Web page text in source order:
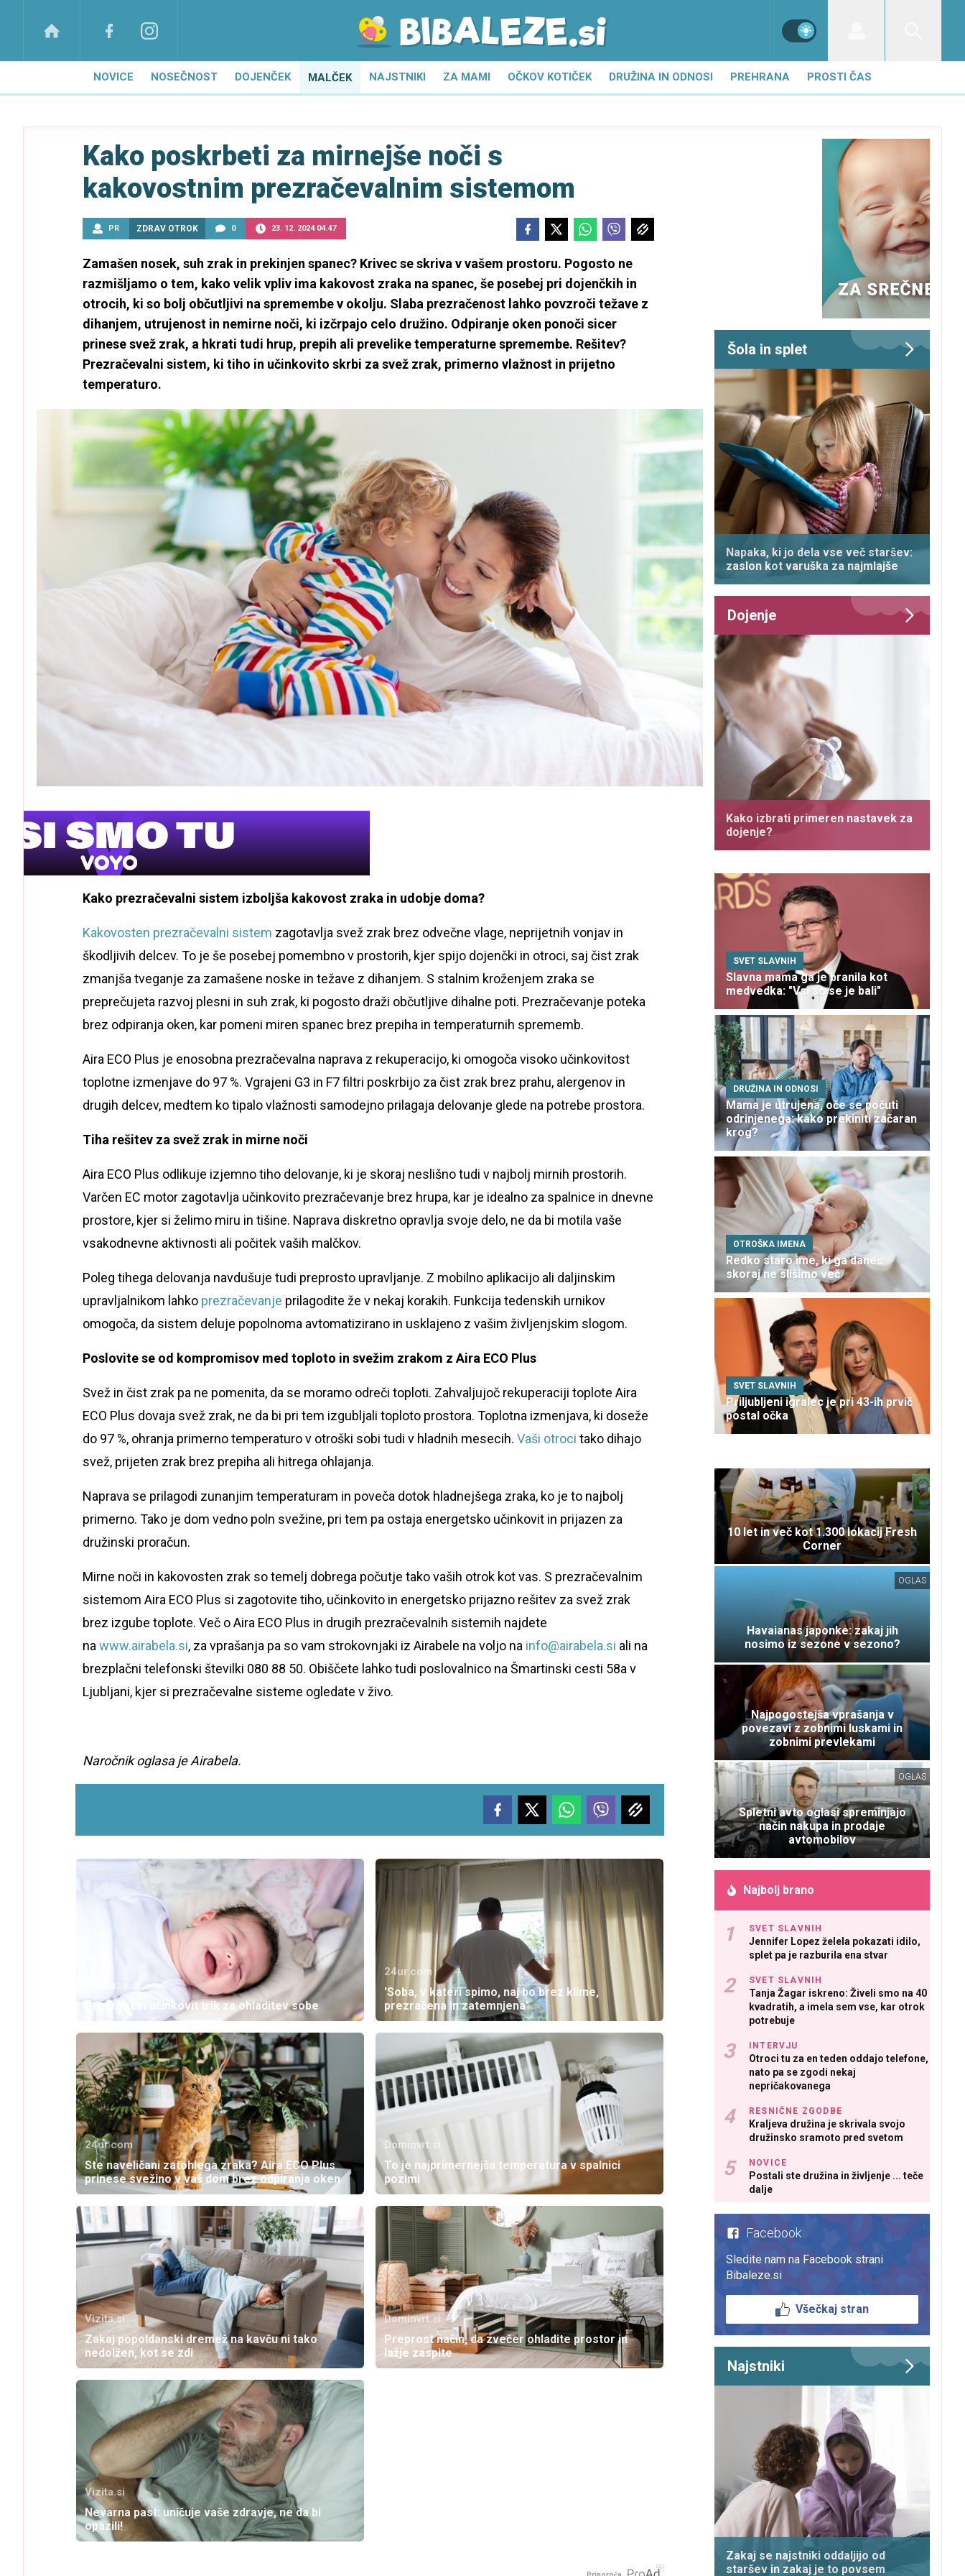
NOVICE NOSEČNOST DOJENČEK MALČEK NAJSTNIKI ZA MAMI OČKOV KOTIČEK DRUŽINA IN ODNOSI PREHRANA PROSTI ČAS
Kako poskrbeti za mirnejše noči s
kakovostnim prezračevalnim sistemom
PR ZDRAV OTROK 0 23. 12. 2024 04.47
Zamašen nosek, suh zrak in prekinjen spanec? Krivec se skriva v vašem prostoru. Pogosto ne
razmišljamo o tem, kako velik vpliv ima kakovost zraka na spanec, še posebej pri dojenčkih in
otrocih, ki so bolj občutljivi na spremembe v okolju. Slaba prezračenost lahko povzroči težave z
dihanjem, utrujenost in nemirne noči, ki izčrpajo celo družino. Odpiranje oken ponoči sicer
prinese svež zrak, a hkrati tudi hrup, prepih ali prevelike temperaturne spremembe. Rešitev?
Prezračevalni sistem, ki tiho in učinkovito skrbi za svež zrak, primerno vlažnost in prijetno
temperaturo.
Kako prezračevalni sistem izboljša kakovost zraka in udobje doma?
Kakovosten prezračevalni sistem zagotavlja svež zrak brez odvečne vlage, neprijetnih vonjav in
škodljivih delcev. To je še posebej pomembno v prostorih, kjer spijo dojenčki in otroci, saj čist zrak
zmanjša tveganje za zamašene noske in težave z dihanjem. S stalnim kroženjem zraka se
preprečujeta razvoj plesni in suh zrak, ki pogosto draži občutljive dihalne poti. Prezračevanje poteka
brez odpiranja oken, kar pomeni miren spanec brez prepiha in temperaturnih sprememb.
Aira ECO Plus je enosobna prezračevalna naprava z rekuperacijo, ki omogoča visoko učinkovitost
toplotne izmenjave do 97 %. Vgrajeni G3 in F7 filtri poskrbijo za čist zrak brez prahu, alergenov in
drugih delcev, medtem ko tipalo vlažnosti samodejno prilagaja delovanje glede na potrebe prostora.
Tiha rešitev za svež zrak in mirne noči
Aira ECO Plus odlikuje izjemno tiho delovanje, ki je skoraj neslišno tudi v najbolj mirnih prostorih.
Varčen EC motor zagotavlja učinkovito prezračevanje brez hrupa, kar je idealno za spalnice in dnevne
prostore, kjer si želimo miru in tišine. Naprava diskretno opravlja svoje delo, ne da bi motila vaše
vsakodnevne aktivnosti ali počitek vaših malčkov.
Poleg tihega delovanja navdušuje tudi preprosto upravljanje. Z mobilno aplikacijo ali daljinskim
upravljalnikom lahko prezračevanje prilagodite že v nekaj korakih. Funkcija tedenskih urnikov
omogoča, da sistem deluje popolnoma avtomatizirano in usklajeno z vašim življenjskim slogom.
Poslovite se od kompromisov med toploto in svežim zrakom z Aira ECO Plus
Svež in čist zrak pa ne pomenita, da se moramo odreči toploti. Zahvaljujoč rekuperaciji toplote Aira
ECO Plus dovaja svež zrak, ne da bi pri tem izgubljali toploto prostora. Toplotna izmenjava, ki doseže
do 97 %, ohranja primerno temperaturo v otroški sobi tudi v hladnih mesecih. Vaši otroci tako dihajo
svež, prijeten zrak brez prepiha ali hitrega ohlajanja.
Naprava se prilagodi zunanjim temperaturam in poveča dotok hladnejšega zraka, ko je to najbolj
primerno. Tako je dom vedno poln svežine, pri tem pa ostaja energetsko učinkovit in prijazen za
družinski proračun.
Mirne noči in kakovosten zrak so temelj dobrega počutje tako vaših otrok kot vas. S prezračevalnim
sistemom Aira ECO Plus si zagotovite tiho, učinkovito in energetsko prijazno rešitev za svež zrak
brez izgube toplote. Več o Aira ECO Plus in drugih prezračevalnih sistemih najdete
na www.airabela.si, za vprašanja pa so vam strokovnjaki iz Airabele na voljo na info@airabela.si ali na
brezplačni telefonski številki 080 88 50. Obiščete lahko tudi poslovalnico na Šmartinski cesti 58a v
Ljubljani, kjer si prezračevalne sisteme ogledate v živo.
Naročnik oglasa je Airabela.
Preprost in učinkovit trik za ohladitev sobe
24ur.com
'Soba, v kateri spimo, naj bo brez klime,
prezračena in zatemnjena'
24ur.com
Ste naveličani zatohlega zraka? Aira ECO Plus
prinese svežino v vaš dom brez odpiranja oken
Dominvrt.si
To je najprimernejša temperatura v spalnici
pozimi
Vizita.si
Zakaj popoldanski dremež na kavču ni tako
nedolžen, kot se zdi
Dominvrt.si
Preprost način, da zvečer ohladite prostor in
lažje zaspite
Vizita.si
Nevarna past: uničuje vaše zdravje, ne da bi
opazili!
Šola in splet
Napaka, ki jo dela vse več staršev:
zaslon kot varuška za najmlajše
Dojenje
Kako izbrati primeren nastavek za
dojenje?
SVET SLAVNIH
Slavna mama ga je branila kot
medvedka: "Vsi so se je bali"
DRUŽINA IN ODNOSI
Mama je utrujena, oče se počuti
odrinjenega: kako prekiniti začaran
krog?
OTROŠKA IMENA
Redko staro ime, ki ga danes
skoraj ne slišimo več
SVET SLAVNIH
Priljubljeni igralec je pri 43-ih prvič
postal očka
10 let in več kot 1.300 lokacij Fresh
Corner
OGLAS
Havaianas japonke: zakaj jih
nosimo iz sezone v sezono?
Najpogostejša vprašanja v
povezavi z zobnimi luskami in
zobnimi prevlekami
OGLAS
Spletni avto oglasi spreminjajo
način nakupa in prodaje
avtomobilov
Najbolj brano
SVET SLAVNIH
Jennifer Lopez želela pokazati idilo,
splet pa je razburila ena stvar
SVET SLAVNIH
Tanja Žagar iskreno: Živeli smo na 40
kvadratih, a imela sem vse, kar otrok
potrebuje
INTERVJU
Otroci tu za en teden oddajo telefone,
nato pa se zgodi nekaj
nepričakovanega
RESNIČNE ZGODBE
Kraljeva družina je skrivala svojo
družinsko sramoto pred svetom
NOVICE
Postali ste družina in življenje ... teče
dalje
Facebook
Sledite nam na Facebook strani
Bibaleze.si
Všečkaj stran
Najstniki
Zakaj se najstniki oddaljijo od
staršev in zakaj je to povsem